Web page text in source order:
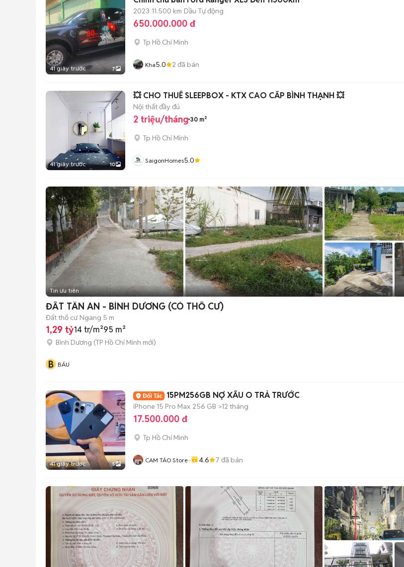
41 giây trước 7
2023 11.500 km Dầu Tự động
650.000.000 đ
Tp Hồ Chí Minh
Kha5.0 2 đã bán
41 giây trước 10
💥 CHO THUÊ SLEEPBOX - KTX CAO CẤP BÌNH THẠNH 💥
Nội thất đầy đủ
2 triệu/tháng 30 m²
Tp Hồ Chí Minh
SaigonHomes5.0
Tin ưu tiên
ĐẤT TÂN AN - BÌNH DƯƠNG (CÓ THỔ CƯ)
Đất thổ cư Ngang 5 m
1,29 tỷ14 tr/m²95 m²
Bình Dương (TP Hồ Chí Minh mới)
B BÁU
41 giây trước 5
15PM256GB NỢ XẤU O TRẢ TRƯỚC
iPhone 15 Pro Max 256 GB >12 tháng
17.500.000 đ
Tp Hồ Chí Minh
CAM TÁO Store··· 4.6 7 đã bán